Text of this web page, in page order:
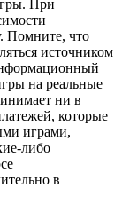
При
Помните, что
источником
на реальные
ни в
которые
играми,
либо
в